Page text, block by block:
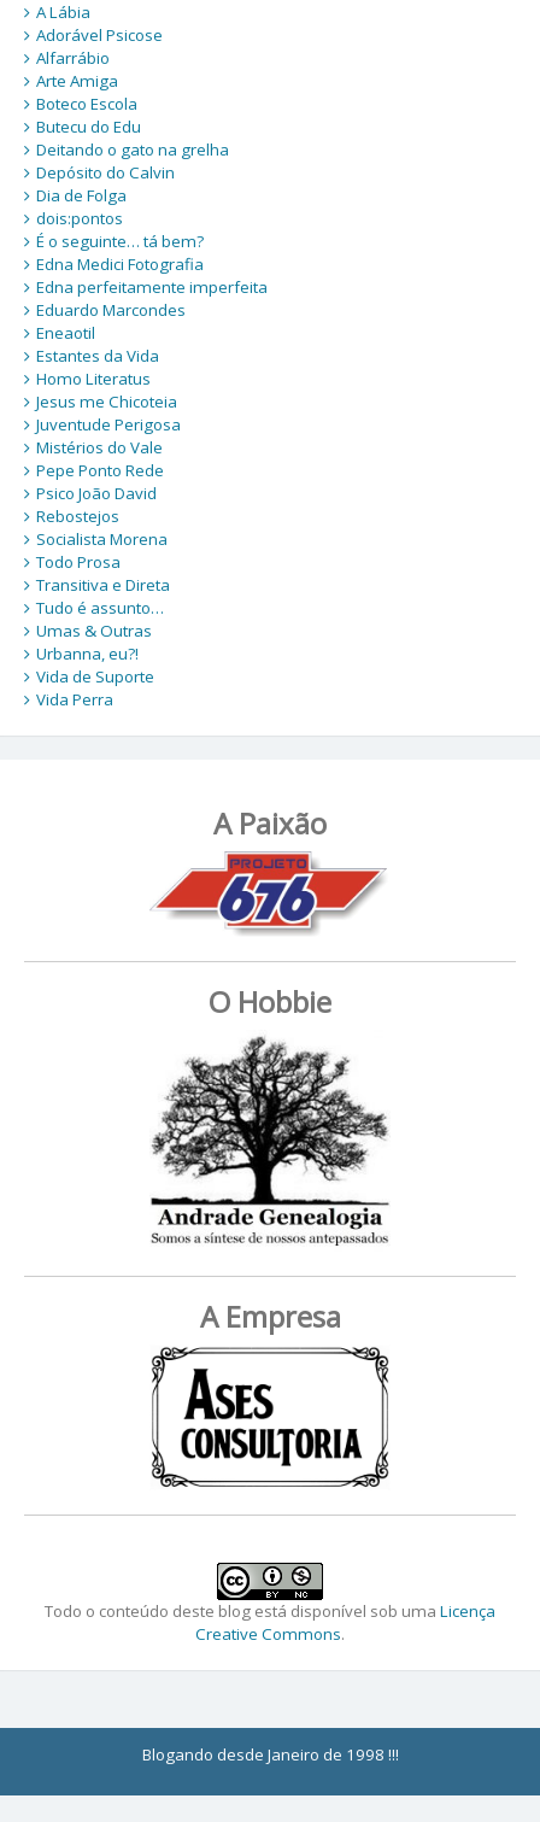
A Lábia
Adorável Psicose
Alfarrábio
Arte Amiga
Boteco Escola
Butecu do Edu
Deitando o gato na grelha
Depósito do Calvin
Dia de Folga
dois:pontos
É o seguinte… tá bem?
Edna Medici Fotografia
Edna perfeitamente imperfeita
Eduardo Marcondes
Eneaotil
Estantes da Vida
Homo Literatus
Jesus me Chicoteia
Juventude Perigosa
Mistérios do Vale
Pepe Ponto Rede
Psico João David
Rebostejos
Socialista Morena
Todo Prosa
Transitiva e Direta
Tudo é assunto…
Umas & Outras
Urbanna, eu?!
Vida de Suporte
Vida Perra
A Paixão
O Hobbie
A Empresa
Todo o conteúdo deste blog está disponível sob uma Licença
Creative Commons.
Blogando desde Janeiro de 1998 !!!